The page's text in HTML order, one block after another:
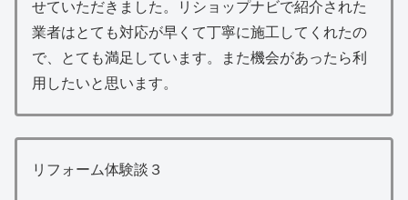
せていただきました。リショップナビで紹介された
業者はとても対応が早くて丁寧に施工してくれたの
で、とても満足しています。また機会があったら利
用したいと思います。
リフォーム体験談３